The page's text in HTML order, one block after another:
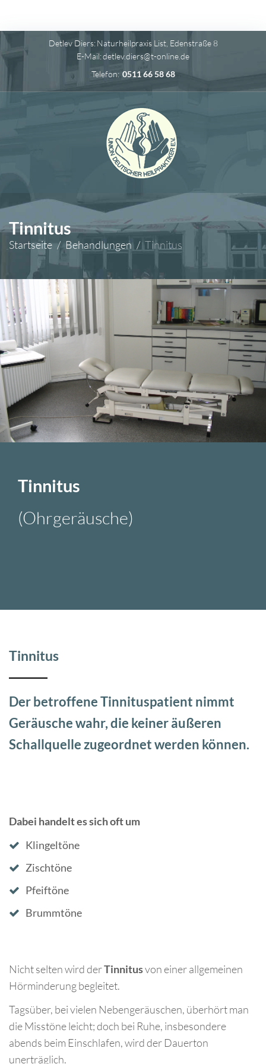
Detlev Diers: Naturheilpraxis List, Edenstraße 8
E-Mail:detlev.diers@t-online.de
Telefon: 0511 66 58 68
Tinnitus
Startseite / Behandlungen / Tinnitus
Tinnitus
(Ohrgeräusche)
Tinnitus
Der betroffeneTinnituspatient nimmt
Geräusche wahr, die keiner äußeren
Schallquelle zugeordnet werden können.
Dabei handelt es sich oft um
Klingeltöne
Zischtöne
Pfeiftöne
Brummtöne
Nicht selten wird derTinnitusvon einer allgemeinen
Hörminderung begleitet.
Tagsüber, bei vielen Nebengeräuschen, überhört man
die Misstöne leicht; doch bei Ruhe, insbesondere
abends beim Einschlafen, wird der Dauerton
unerträglich.